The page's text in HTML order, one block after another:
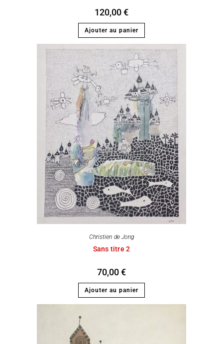
120,00€
Ajouter au panier
Christien de Jong
Sans titre 2
70,00€
Ajouter au panier